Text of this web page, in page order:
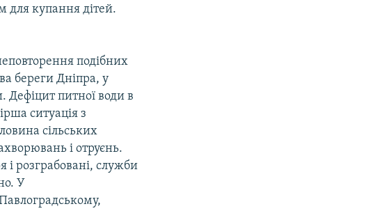
для купання дітей.
подібних
береги Дніпра, у
Дефіцит питної води в
ситуація з
сільських
і отруєнь.
і розграбовані, служби
У